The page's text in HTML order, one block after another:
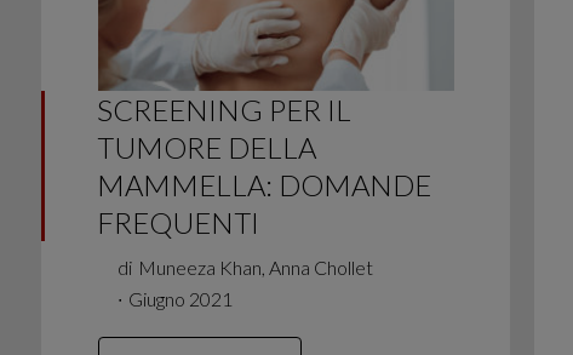
SCREENING PER IL
TUMORE DELLA
MAMMELLA: DOMANDE
FREQUENTI
di Muneeza Khan, Anna Chollet
∙ Giugno 2021